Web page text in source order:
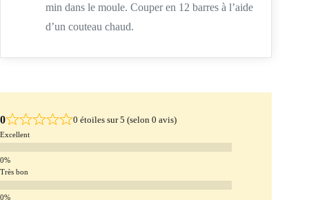
min dans le moule. Couper en 12 barres à l’aide
d’un couteau chaud.
0 0 étoiles sur 5 (selon 0 avis)
Excellent
Très bon